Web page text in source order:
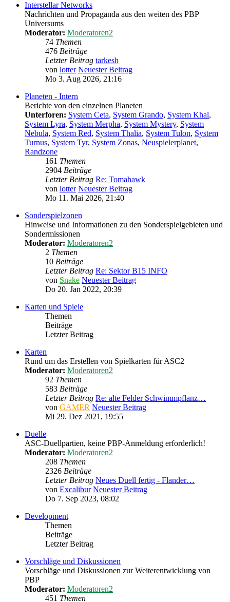
Interstellar Networks
Nachrichten und Propaganda aus den weiten des PBP
Universums
Moderator: Moderatoren2
74 Themen
476 Beiträge
Letzter Beitrag tarkesh
von lotter Neuester Beitrag
Mo 3. Aug 2026, 21:16
Planeten - Intern
Berichte von den einzelnen Planeten
Unterforen: System Ceta, System Grando, System Khal,
System Lyra, System Merpha, System Mystery, System
Nebula, System Red, System Thalia, System Tulon, System
Turnus, System Tyr, System Zonas, Neuspielerplanet,
Randzone
161 Themen
2904 Beiträge
Letzter Beitrag Re: Tomahawk
von lotter Neuester Beitrag
Mo 11. Mai 2026, 21:40
Sonderspielzonen
Hinweise und Informationen zu den Sonderspielgebieten und
Sondermissionen
Moderator: Moderatoren2
2 Themen
10 Beiträge
Letzter Beitrag Re: Sektor B15 INFO
von Snake Neuester Beitrag
Do 20. Jan 2022, 20:39
Karten und Spiele
Themen
Beiträge
Letzter Beitrag
Karten
Rund um das Erstellen von Spielkarten für ASC2
Moderator: Moderatoren2
92 Themen
583 Beiträge
Letzter Beitrag Re: alte Felder Schwimmpflanz…
von GAMER Neuester Beitrag
Mi 29. Dez 2021, 19:55
Duelle
ASC-Duellpartien, keine PBP-Anmeldung erforderlich!
Moderator: Moderatoren2
208 Themen
2326 Beiträge
Letzter Beitrag Neues Duell fertig - Flander…
von Excalibur Neuester Beitrag
Do 7. Sep 2023, 08:02
Development
Themen
Beiträge
Letzter Beitrag
Vorschläge und Diskussionen
Vorschläge und Diskussionen zur Weiterentwicklung von
PBP
Moderator: Moderatoren2
451 Themen